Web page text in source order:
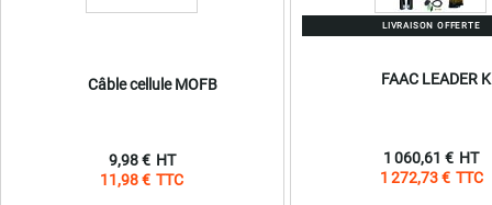
Câble cellule MOFB
11,98 €
9,98 €
LIVRAISON OFFERTE
FAAC LEADER
1 272,73 €
1 060,61 €